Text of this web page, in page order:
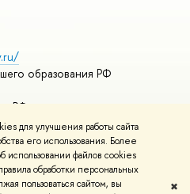
для улучшения работы сайта
его использования. Более
файлов cookies
обработки персональных
пользоваться сайтом, вы
✖
образования РФ
РФ
курсы
и контактыУсловия